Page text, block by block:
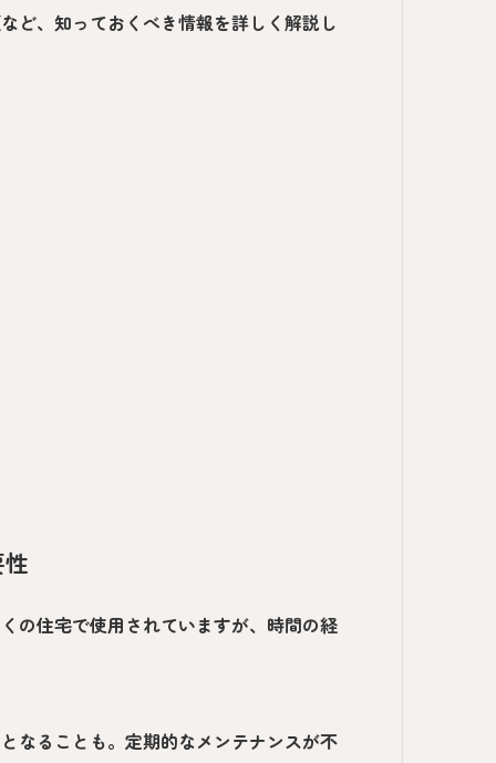
ど、知っておくべき情報を詳しく解説し
の住宅で使用されていますが、時間の経
なることも。定期的なメンテナンスが不